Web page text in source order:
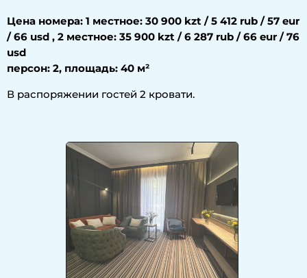
Цена номера: 1 местное: 30 900 kzt / 5 412 rub / 57 eur
/ 66 usd , 2 местное: 35 900 kzt / 6 287 rub / 66 eur / 76
usd
персон: 2, площадь: 40 м²
В распоряжении гостей 2 кровати.